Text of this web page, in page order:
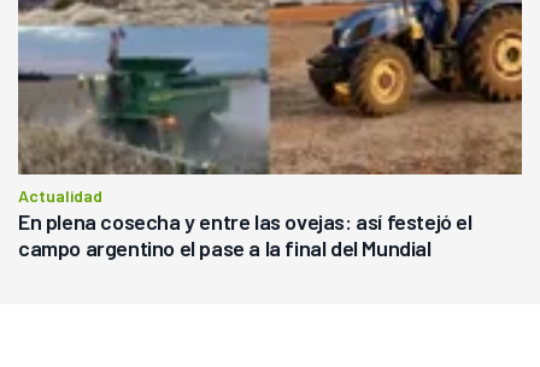
Actualidad
En plena cosecha y entre las ovejas: así festejó el
campo argentino el pase a la final del Mundial